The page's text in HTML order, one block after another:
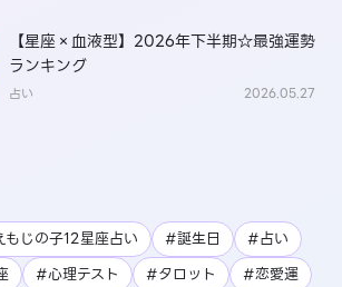
【星座×血液型】2026年下半期☆最強運勢
ランキング
占い 2026.05.27
じの子12星座占い #誕生日
#占い
#心理テスト #タロット
#恋愛運